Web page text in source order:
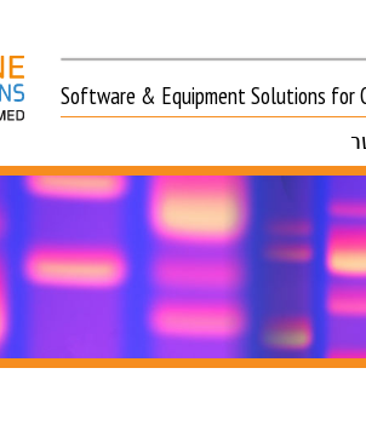
Software & Equipment Solutions for